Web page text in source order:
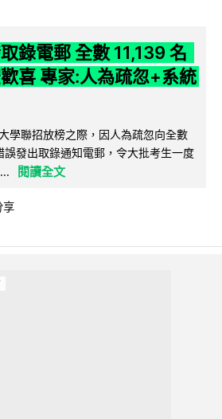
錄電郵 全數 11,139 名
喜 專家:人為疏忽+系統
學聯招放榜之際，因人為疏忽向全數
發出取錄通知電郵，令大批考生一度
閱讀全文
享